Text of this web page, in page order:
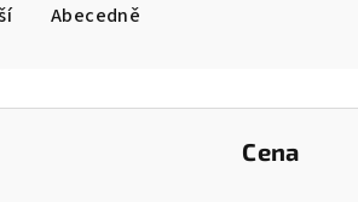
Abecedně
Cena